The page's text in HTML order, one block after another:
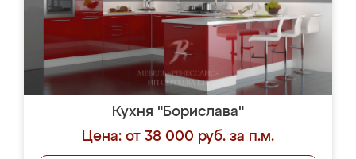
Кухня "Борислава"
Цена: от 38 000 руб. за п.м.